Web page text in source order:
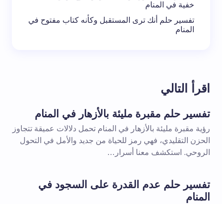
خفية في المنام
تفسير حلم أنك ترى المستقبل وكأنه كتاب مفتوح في
المنام
اقرأ التالي
تفسير حلم مقبرة مليئة بالأزهار في المنام
رؤية مقبرة مليئة بالأزهار في المنام تحمل دلالات عميقة تتجاوز
الحزن التقليدي، فهي رمز للحياة من جديد والأمل في التحول
الروحي. استكشف معنا أسرار…
تفسير حلم عدم القدرة على السجود في
المنام